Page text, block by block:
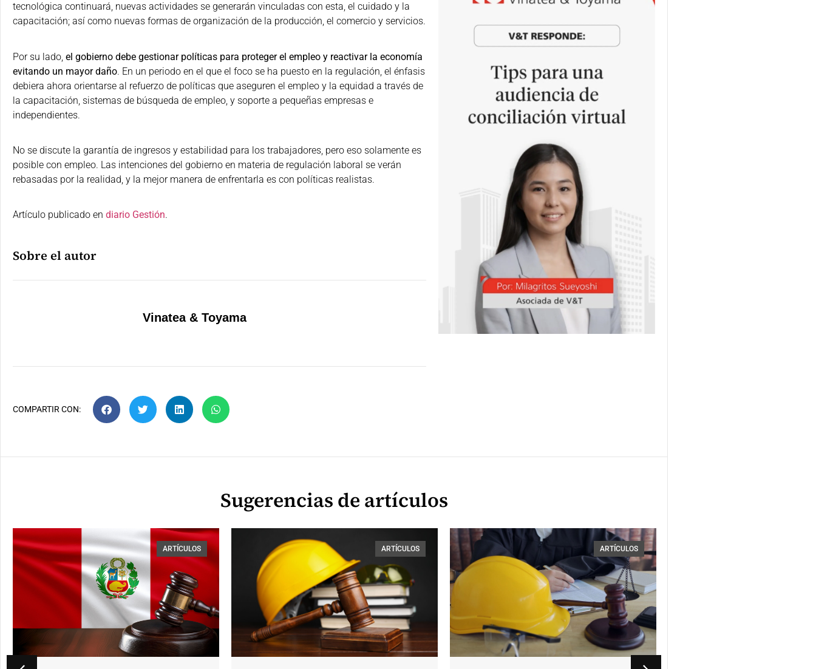
tecnológica continuará, nuevas actividades se generarán vinculadas con esta, el cuidado y la
capacitación; así como nuevas formas de organización de la producción, el comercio y servicios.
Por su lado, el gobierno debe gestionar políticas para proteger el empleo y reactivar la economía
evitando un mayor daño. En un periodo en el que el foco se ha puesto en la regulación, el énfasis
debiera ahora orientarse al refuerzo de políticas que aseguren el empleo y la equidad a través de
la capacitación, sistemas de búsqueda de empleo, y soporte a pequeñas empresas e
independientes.
No se discute la garantía de ingresos y estabilidad para los trabajadores, pero eso solamente es
posible con empleo. Las intenciones del gobierno en materia de regulación laboral se verán
rebasadas por la realidad, y la mejor manera de enfrentarla es con políticas realistas.
Artículo publicado en diario Gestión.
Sobre el autor
Vinatea & Toyama
COMPARTIR CON:
Sugerencias de artículos
ARTÍCULOS ARTÍCULOS ARTÍCULOS